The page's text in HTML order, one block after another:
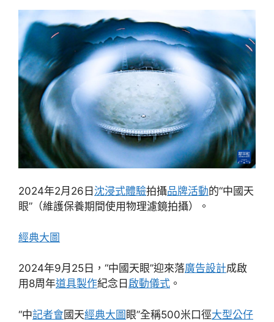
2024年2月26日 沈浸式體驗拍攝品牌活動的“中國天
眼”（維護保養期間使用物理濾鏡拍攝）。
經典大圖
2024年9月25日，“中國天眼”迎來落廣告設計成啟
用8周年道具製作紀念日 啟動儀式 。
“中記者會國天經典大圖 眼”全稱500米口徑大型公仔